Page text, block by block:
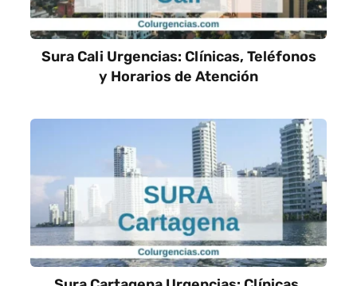
Sura Cali Urgencias: Clínicas, Teléfonos
y Horarios de Atención